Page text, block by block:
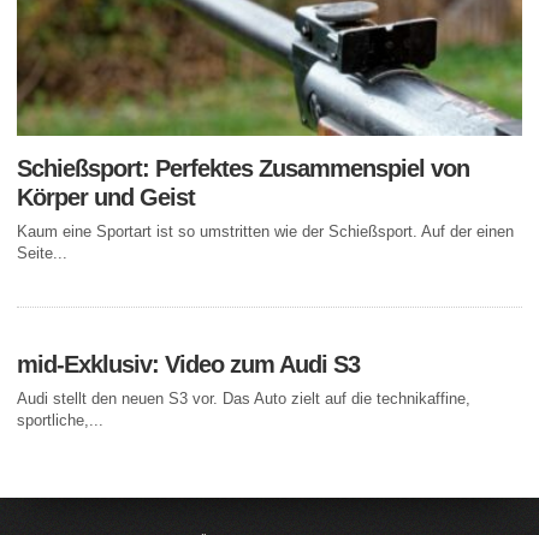
Schießsport: Perfektes Zusammenspiel von
Körper und Geist
Kaum eine Sportart ist so umstritten wie der Schießsport. Auf der einen
Seite...
mid-Exklusiv: Video zum Audi S3
Audi stellt den neuen S3 vor. Das Auto zielt auf die technikaffine,
sportliche,...